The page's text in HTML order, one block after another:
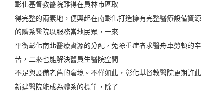
彰化基督教醫院難得在員林市區取
得完整的兩素地，便興起在南彰化打造擁有完整醫療設備資源
的體系醫院以服務當地民眾，一來
平衡彰化南北醫療資源的分配，免除重症者求醫舟車勞頓的辛
苦，二來也能解決舊員生醫院空間
不足與設備老舊的窘境。不僅如此，彰化基督教醫院更期許此
新建醫院能成為體系的標竿，除了